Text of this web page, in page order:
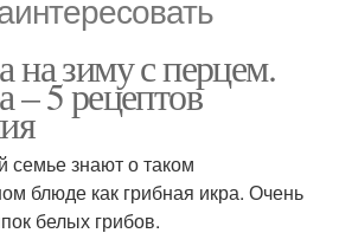
на зиму с перцем.
– 5 рецептов
семье знают о таком
блюде как грибная икра. Очень
белых грибов.